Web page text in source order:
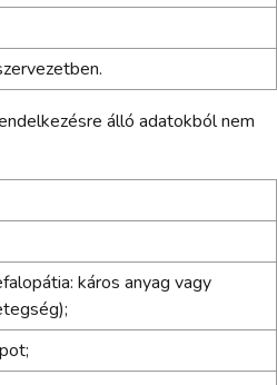
álló adatokból nem
káros anyag vagy